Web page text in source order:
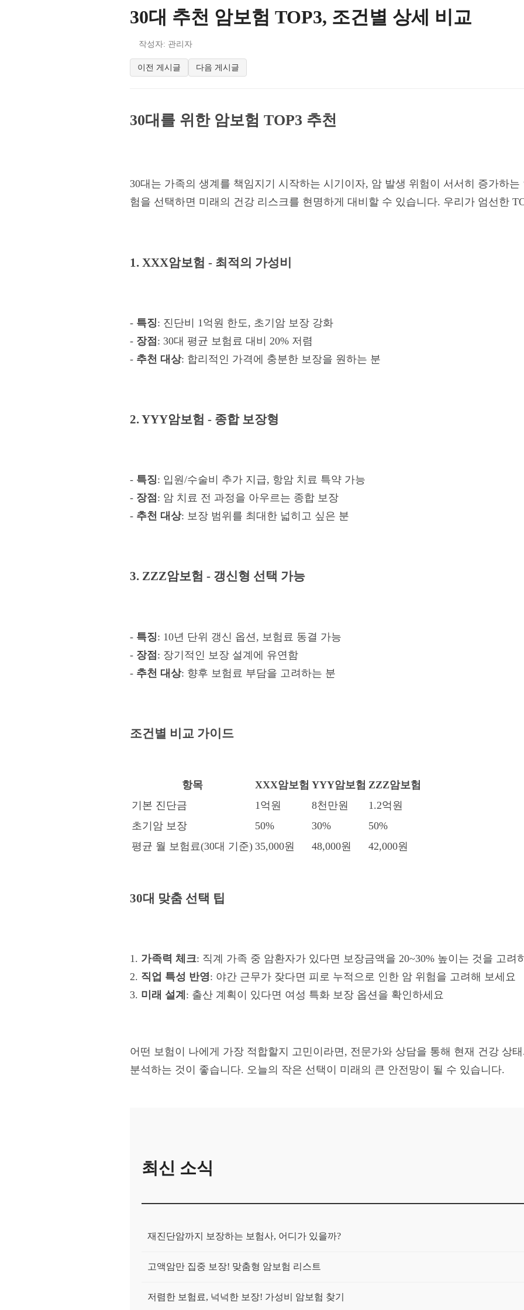
30대 추천 암보험 TOP3, 조건별 상세 비교
작성자: 관리자
이전 게시글 다음 게시글
30대를 위한 암보험 TOP3 추천
30대는 가족의 생계를 책임지기 시작하는 시기이자, 암 발생 위험이 서서히 증가하
험을 선택하면 미래의 건강 리스크를 현명하게 대비할 수 있습니다. 우리가 엄선한
1. XXX암보험 - 최적의 가성비
- 특징: 진단비 1억원 한도, 초기암 보장 강화
- 장점 : 30대 평균 보험료 대비 20% 저렴
- 추천 대상: 합리적인 가격에 충분한 보장을 원하는 분
2. YYY암보험 - 종합 보장형
- 특징: 입원/수술비 추가 지급, 항암 치료 특약 가능
- 장점 : 암 치료 전 과정을 아우르는 종합 보장
- 추천 대상: 보장 범위를 최대한 넓히고 싶은 분
3. ZZZ암보험 - 갱신형 선택 가능
- 특징: 10년 단위 갱신 옵션, 보험료 동결 가능
- 장점 : 장기적인 보장 설계에 유연함
- 추천 대상: 향후 보험료 부담을 고려하는 분
조건별 비교 가이드
항목 XXX암보험 YYY암보험 ZZZ암보험
기본 진단금
1억원 8천만원
1.2억원
초기암 보장
50% 30%
50%
평균 월 보험료(30대 기준) 35,000원 48,000원 42,000원
30대 맞춤 선택 팁
1. 가족력 체크: 직계 가족 중 암환자가 있다면 보장금액을 20~30% 높이는 것을 고려
2. 직업 특성 반영: 야간 근무가 잦다면 피로 누적으로 인한 암 위험을 고려해 보세요
3. 미래 설계 : 출산 계획이 있다면 여성 특화 보장 옵션을 확인하세요
어떤 보험이 나에게 가장 적합할지 고민이라면, 전문가와 상담을 통해 현재 건강 상
분석하는 것이 좋습니다. 오늘의 작은 선택이 미래의 큰 안전망이 될 수 있습니다.
최신 소식
재진단암까지 보장하는 보험사, 어디가 있을까?
고액암만 집중 보장! 맞춤형 암보험 리스트
저렴한 보험료, 넉넉한 보장! 가성비 암보험 찾기